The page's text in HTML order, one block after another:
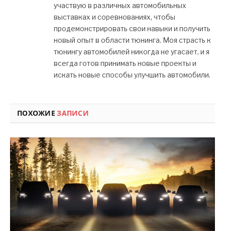
участвую в различных автомобильных
выставках и соревнованиях, чтобы
продемонстрировать свои навыки и получить
новый опыт в области тюнинга. Моя страсть к
тюнингу автомобилей никогда не угасает, и я
всегда готов принимать новые проекты и
искать новые способы улучшить автомобили.
ПОХОЖИЕЗАПИСИ